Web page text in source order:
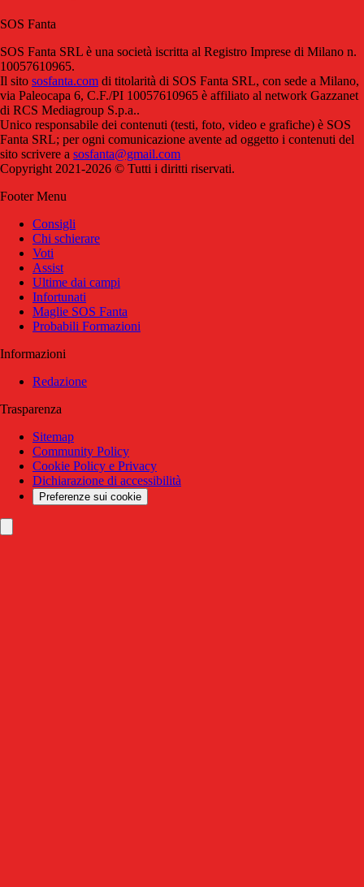
SOS Fanta
SOS Fanta SRL è una società iscritta al Registro Imprese di Milano n.
10057610965.
Il sito sosfanta.com di titolarità di SOS Fanta SRL, con sede a Milano,
via Paleocapa 6, C.F./PI 10057610965 è affiliato al network Gazzanet
di RCS Mediagroup S.p.a..
Unico responsabile dei contenuti (testi, foto, video e grafiche) è SOS
Fanta SRL; per ogni comunicazione avente ad oggetto i contenuti del
sito scrivere a sosfanta@gmail.com
Copyright 2021-2026 © Tutti i diritti riservati.
Footer Menu
Consigli
Chi schierare
Voti
Assist
Ultime dai campi
Infortunati
Maglie SOS Fanta
Probabili Formazioni
Informazioni
Redazione
Trasparenza
Sitemap
Community Policy
Cookie Policy e Privacy
Dichiarazione di accessibilità
Preferenze sui cookie